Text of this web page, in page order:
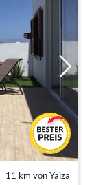
11 km von Yaiza